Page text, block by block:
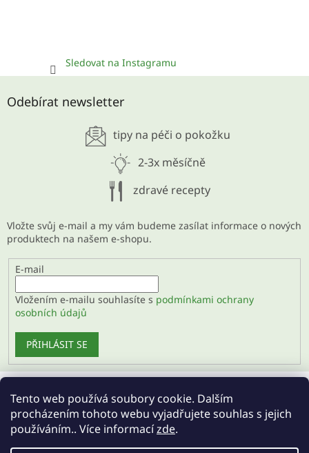
Tento web používá soubory cookie. Dalším
procházením tohoto webu vyjadřujete souhlas s jejich
používáním.. Více informacízde.
Sledovat na Instagramu
Odebírat newsletter
tipy na péči o pokožku
2-3x měsíčně
zdravé recepty
Vložte svůj e-mail a my vám budeme zasílat informace o nových
produktech na našem e-shopu.
E-mail
Vložením e-mailu souhlasíte s podmínkami ochrany
osobních údajů
PŘIHLÁSIT SE
Velkoobchod